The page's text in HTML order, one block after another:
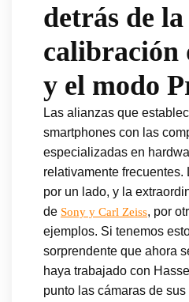
detrás de la
calibración
y el modo
Las alianzas que
smartphones con las
especializadas en
relativamente frecuentes.
por un lado, y la
de Sony y Carl Zeiss, por
ejemplos. Si tenemos
sorprendente que ahora
haya trabajado con
punto las cámaras de